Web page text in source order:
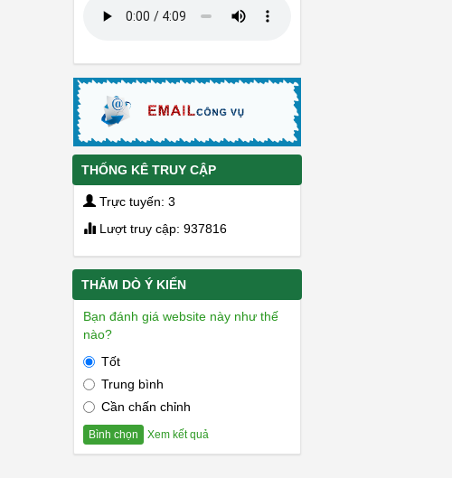
THỐNG KÊ TRUY CẬP
Trực tuyến: 3
Lượt truy cập: 937816
THĂM DÒ Ý KIẾN
Bạn đánh giá website này như thế
nào?
Tốt
Trung bình
Cần chấn chỉnh
Bình chọn Xem kết quả